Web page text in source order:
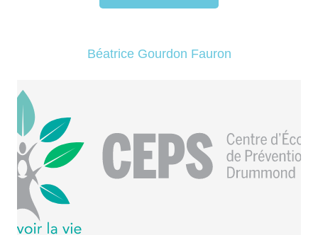
Béatrice Gourdon Fauron
Prévention Suicide Drummondville
– CEPS